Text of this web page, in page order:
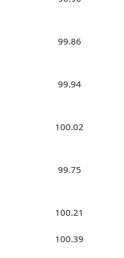
99.86
99.94
100.02
99.75
100.21
100.39